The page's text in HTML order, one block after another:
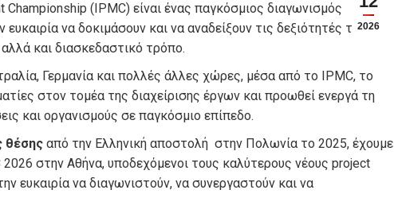
2026
(IPMC) είναι ένας παγκόσμιος διαγωνισμός
να δοκιμάσουν και να αναδείξουν τις δεξιότητές τους
και διασκεδαστικό τρόπο.
Γερμανία και πολλές άλλες χώρες, μέσα από το IPMC, το
στον τομέα της διαχείρισης έργων και προωθεί ενεργά τη
και οργανισμούς σε παγκόσμιο επίπεδο.
θέσης από την Ελληνική αποστολή στην Πολωνία το 2025, έχουμε
2026 στην Αθήνα, υποδεχόμενοι τους καλύτερους νέους project
ευκαιρία να διαγωνιστούν, να συνεργαστούν και να